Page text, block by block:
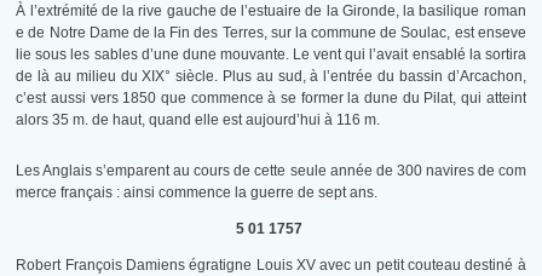
À l’extrémité de la rive gauche de l’estuaire de la Gironde, la basilique roman
e de Notre Dame de la Fin des Terres, sur la commune de Soulac, est enseve
lie sous les sables d’une dune mouvante. Le vent qui l’avait ensablé la sortira
de là au milieu du XIX° siècle. Plus au sud, à l’entrée du bassin d’Arcachon,
c’est aussi vers 1850 que commence à se former la dune du Pilat, qui atteint
alors 35 m. de haut, quand elle est aujourd’hui à 116 m.
Les Anglais s’emparent au cours de cette seule année de 300 navires de com
merce français : ainsi commence la guerre de sept ans.
5 01 1757
Robert François Damiens égratigne Louis XV avec un petit couteau destiné à